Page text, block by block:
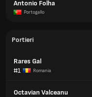
Antonio Folha
Portogallo
Portieri
Rares Gal
#1
Romania
Octavian Valceanu